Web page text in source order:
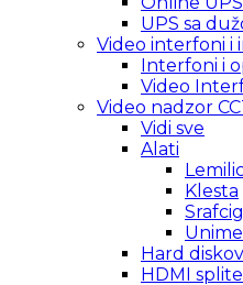
UPS sa
Video interfoni i
Interfoni i
Video
Video nadzor
Vidi sve
Alati
Klesta
Hard
HDMI